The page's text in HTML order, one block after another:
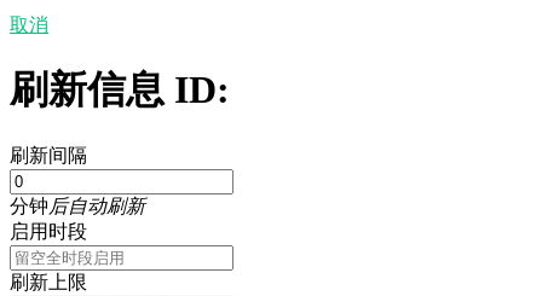
取消
刷新信息 ID:
刷新间隔
分钟后自动刷新
启用时段
刷新上限